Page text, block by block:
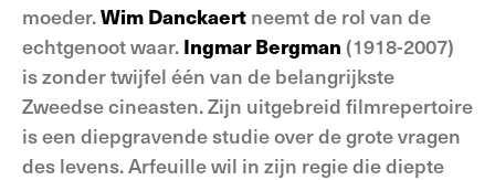
moeder.Wim Danckaert neemt de rol van de
echtgenoot waar. Ingmar Bergman (1918-2007)
is zonder twijfel één van de belangrijkste
Zweedse cineasten. Zijn uitgebreid filmrepertoire
is een diepgravende studie over de grote vragen
des levens. Arfeuille wil in zijn regie die diepte